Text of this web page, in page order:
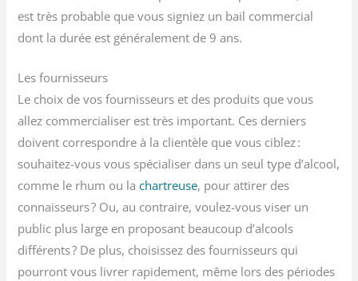
est très probable que vous signiez un bail commercial
dont la durée est généralement de 9 ans.
Les fournisseurs
Le choix de vos fournisseurs et des produits que vous
allez commercialiser est très important. Ces derniers
doivent correspondre à la clientèle que vous ciblez :
souhaitez-vous vous spécialiser dans un seul type d’alcool,
comme le rhum ou lachartreuse, pour attirer des
connaisseurs ? Ou, au contraire, voulez-vous viser un
public plus large en proposant beaucoup d’alcools
différents ? De plus, choisissez des fournisseurs qui
pourront vous livrer rapidement, même lors des périodes